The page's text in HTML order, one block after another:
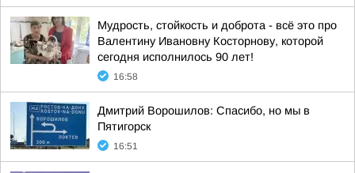
Мудрость, стойкость и доброта - всё это про
Валентину Ивановну Косторнову, которой
сегодня исполнилось 90 лет!
16:58
Дмитрий Ворошилов: Спасибо, но мы в
Пятигорск
16:51